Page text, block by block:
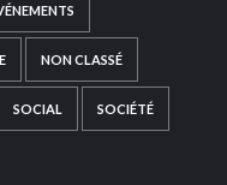
NON CLASSÉ
SOCIAL SOCIÉTÉ